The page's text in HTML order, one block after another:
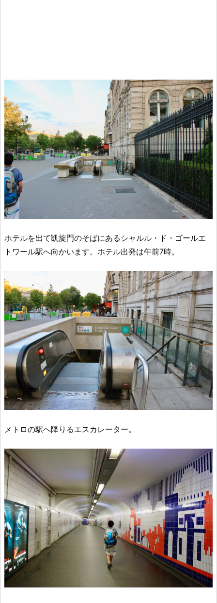
ホテルを出て凱旋門のそばにあるシャルル・ド・ゴールエ
トワール駅へ向かいます。ホテル出発は午前7時。
メトロの駅へ降りるエスカレーター。